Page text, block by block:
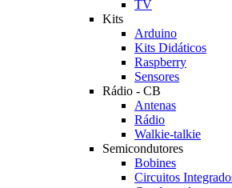
TV
Kits
Arduino
Kits Didáticos
Raspberry
Sensores
Rádio - CB
Antenas
Rádio
Walkie-talkie
Semicondutores
Bobines
Circuitos